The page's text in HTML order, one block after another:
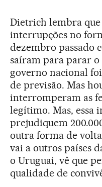
Dietrich lembra
interrupções no
dezembro passado
saíram para parar o
governo nacional
de previsão. Mas
interromperam as
legítimo. Mas, essa
prejudiquem
outra forma de
vai a outros países
o Uruguai, vê que
qualidade de